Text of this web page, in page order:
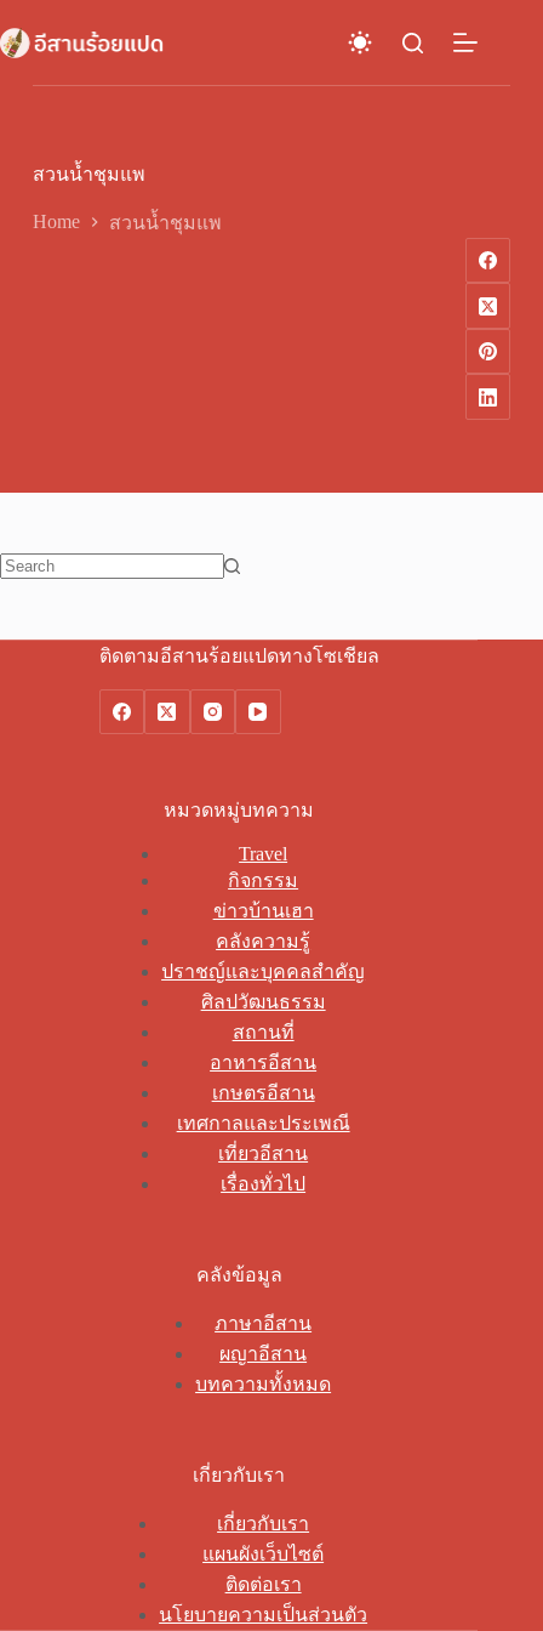
to
content
สวนน้ำชุมแพ
Home สวนน้ำชุมแพ
ติดตามอีสานร้อยแปดทางโซเชียล
หมวดหมู่บทความ
Travel
กิจกรรม
ข่าวบ้านเฮา
คลังความรู้
ปราชญ์และบุคคลสำคัญ
ศิลปวัฒนธรรม
สถานที่
อาหารอีสาน
เกษตรอีสาน
เทศกาลและประเพณี
เที่ยวอีสาน
เรื่องทั่วไป
คลังข้อมูล
ภาษาอีสาน
ผญาอีสาน
บทความทั้งหมด
เกี่ยวกับเรา
เกี่ยวกับเรา
แผนผังเว็บไซต์
ติดต่อเรา
นโยบายความเป็นส่วนตัว